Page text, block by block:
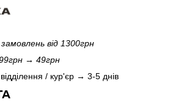
від 1300грн
→ 49грн
/ кур'єр → 3-5 днів